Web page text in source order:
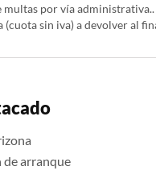
multas por vía administrativa..
(cuota sin iva) a devolver al
arranque